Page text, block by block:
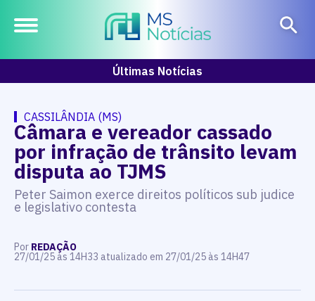
Últimas Notícias
CASSILÂNDIA (MS)
Câmara e vereador cassado
por infração de trânsito levam
disputa ao TJMS
Peter Saimon exerce direitos políticos sub judice
e legislativo contesta
Por REDAÇÃO
27/01/25 às 14H33 atualizado em 27/01/25 às 14H47